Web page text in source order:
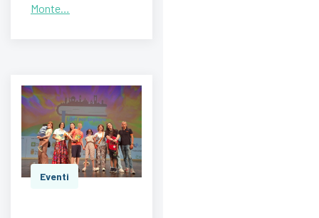
Monte…
Eventi